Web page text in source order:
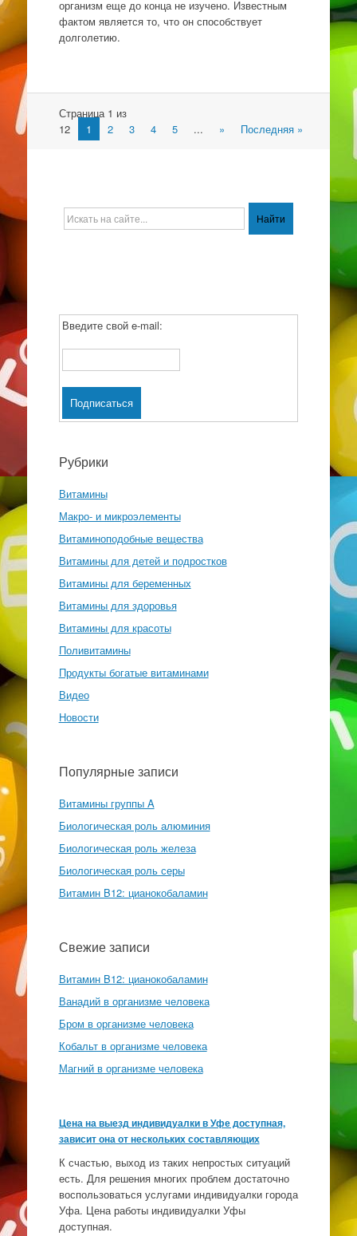
организм еще до конца не изучено. Известным
фактом является то, что он способствует
долголетию.
Навигация
Страница 1 из
12
1 2 3 4 5 ... » Последняя »
Введите свой e-mail:
Рубрики
Витамины
Макро- и микроэлементы
Витаминоподобные вещества
Витамины для детей и подростков
Витамины для беременных
Витамины для здоровья
Витамины для красоты
Поливитамины
Продукты богатые витаминами
Видео
Новости
Популярные записи
Витамины группы A
Биологическая роль алюминия
Биологическая роль железа
Биологическая роль серы
Витамин B12: цианокобаламин
Свежие записи
Витамин B12: цианокобаламин
Ванадий в организме человека
Бром в организме человека
Кобальт в организме человека
Магний в организме человека
Цена на выезд индивидуалки в Уфе доступная,
зависит она от нескольких составляющих
К счастью, выход из таких непростых ситуаций
есть. Для решения многих проблем достаточно
воспользоваться услугами индивидуалки города
Уфа. Цена работы индивидуалки Уфы
доступная.